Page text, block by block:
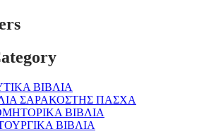
ΒΙΒΛΙΑ
ΣΑΡΑΚΟΣΤΗΣ ΠΑΣΧΑ
ΒΙΒΛΙΑ
ΒΙΒΛΙΑ